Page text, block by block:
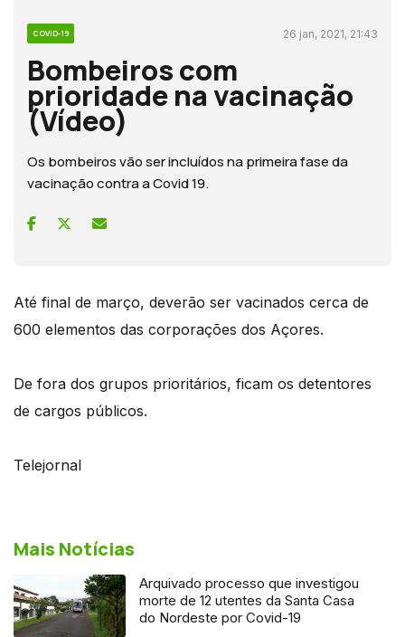
COVID-19 26 jan, 2021, 21:43
Bombeiros com
prioridade na vacinação
(Vídeo)
Os bombeiros vão ser incluídos na primeira fase da
vacinação contra a Covid 19.
Até final de março, deverão ser vacinados cerca de
600 elementos das corporações dos Açores.
De fora dos grupos prioritários, ficam os detentores
de cargos públicos.
Telejornal
Mais Notícias
Arquivado processo que investigou
morte de 12 utentes da Santa Casa
do Nordeste por Covid-19